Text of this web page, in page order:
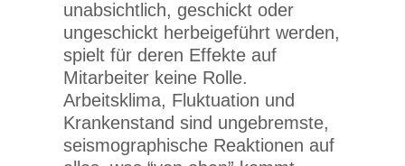
unabsichtlich, geschickt oder
ungeschickt herbeigeführt werden,
spielt für deren Effekte auf
Mitarbeiter keine Rolle.
Arbeitsklima, Fluktuation und
Krankenstand sind ungebremste,
seismographische Reaktionen auf